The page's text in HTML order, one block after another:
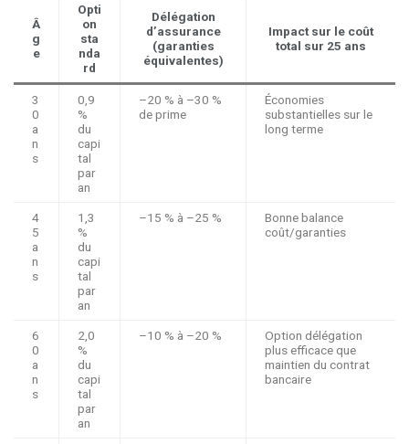
Â
g
e
Opti
on
sta
nda
rd
Délégation
d’assurance
(garanties
équivalentes)
Impact sur le coût
total sur 25 ans
3
0
a
n
s
0,9
%
du
capi
tal
par
an
–20 % à –30 %
de prime
Économies
substantielles sur le
long terme
4
5
a
n
s
1,3
%
du
capi
tal
par
an
–15 % à –25 %
Bonne balance
coût/garanties
6
0
a
n
s
2,0
%
du
capi
tal
par
an
–10 % à –20 %
Option délégation
plus efficace que
maintien du contrat
bancaire